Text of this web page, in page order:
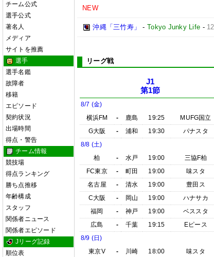
チーム公式
選手公式
著名人
メディア
サイトを推薦
選手
選手名鑑
故障者
移籍
エピソード
契約状況
出場時間
得点・警告
チーム情報
競技場
得点ランキング
勝ち点推移
年齢構成
スタッフ
関係者ニュース
関係者エピソード
Jリーグ記録
順位表
NEW
沖縄「三竹寿」 - Tokyo Junky Life -
リーグ戦
J1
第1節
8/7 (金)
横浜FM
- 鹿島 19:25
MUFG国立
G大阪
- 浦和 19:30
パナスタ
8/8 (土)
柏
- 水戸 19:00
三協F柏
FC東京
- 町田 19:00
味スタ
名古屋
- 清水 19:00
豊田ス
C大阪
- 岡山 19:00
ハナサカ
福岡
- 神戸 19:00
ベススタ
広島
- 千葉 19:15
Eピース
8/9 (日)
東京V
- 川崎 18:00
味スタ